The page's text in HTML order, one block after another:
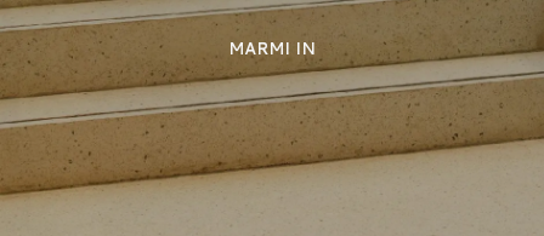
MARMI IN